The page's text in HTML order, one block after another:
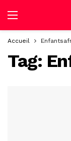
Accueil
Tag: